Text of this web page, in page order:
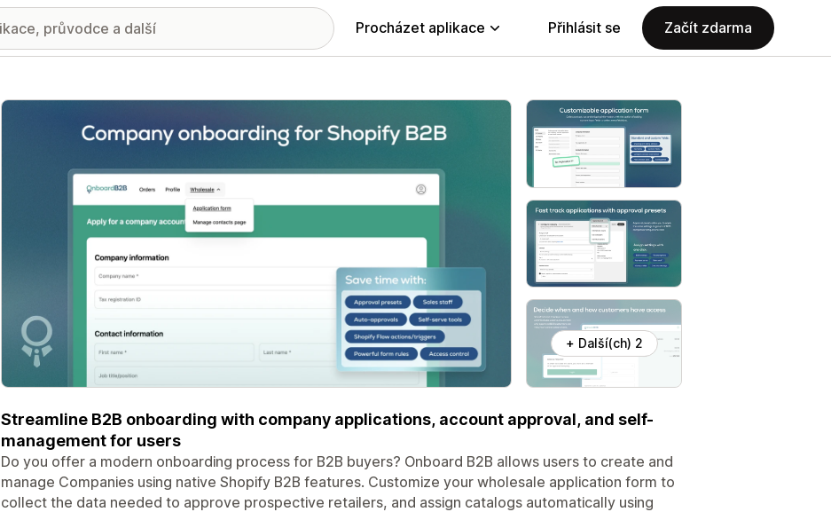
Procházet aplikace Přihlásit se Začít zdarma
Galerie propagovaných obrázků
+ Další(ch) 2
Streamline B2B onboarding with company applications, account approval, and self-
management for users
Do you offer a modern onboarding process for B2B buyers? Onboard B2B allows users to create and
manage Companies using native Shopify B2B features. Customize your wholesale application form to
collect the data needed to approve prospective retailers, and assign catalogs automatically using